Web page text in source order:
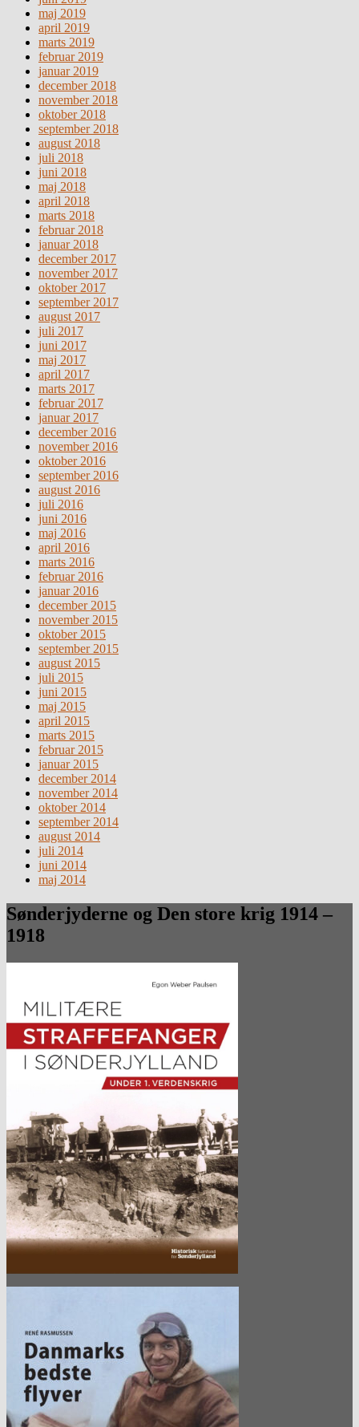
maj 2019
april 2019
marts 2019
februar 2019
januar 2019
december 2018
november 2018
oktober 2018
september 2018
august 2018
juli 2018
juni 2018
maj 2018
april 2018
marts 2018
februar 2018
januar 2018
december 2017
november 2017
oktober 2017
september 2017
august 2017
juli 2017
juni 2017
maj 2017
april 2017
marts 2017
februar 2017
januar 2017
december 2016
november 2016
oktober 2016
september 2016
august 2016
juli 2016
juni 2016
maj 2016
april 2016
marts 2016
februar 2016
januar 2016
december 2015
november 2015
oktober 2015
september 2015
august 2015
juli 2015
juni 2015
maj 2015
april 2015
marts 2015
februar 2015
januar 2015
december 2014
november 2014
oktober 2014
september 2014
august 2014
juli 2014
juni 2014
maj 2014
Sønderjyderne og Den store krig 1914 –
1918